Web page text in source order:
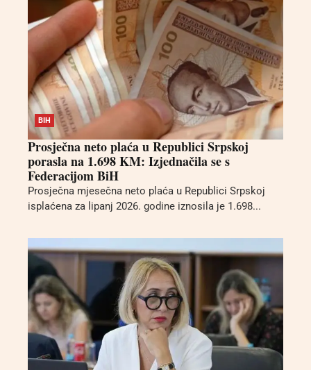
BIH
Prosječna neto plaća u Republici Srpskoj
porasla na 1.698 KM: Izjednačila se s
Federacijom BiH
Prosječna mjesečna neto plaća u Republici Srpskoj
isplaćena za lipanj 2026. godine iznosila je 1.698...